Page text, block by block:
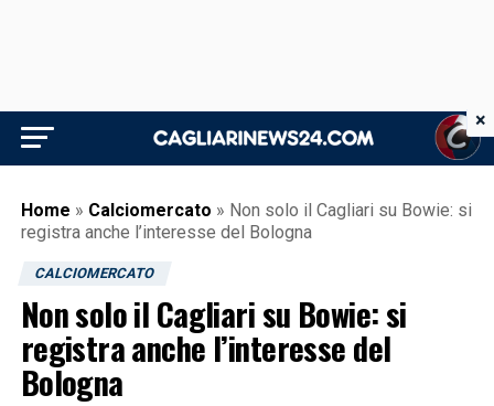
Home » Calciomercato » Non solo il Cagliari su Bowie: si
registra anche l’interesse del Bologna
CALCIOMERCATO
Non solo il Cagliari su Bowie: si
registra anche l’interesse del
Bologna
×